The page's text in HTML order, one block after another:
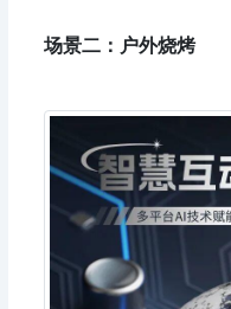
场景二： 户外烧烤